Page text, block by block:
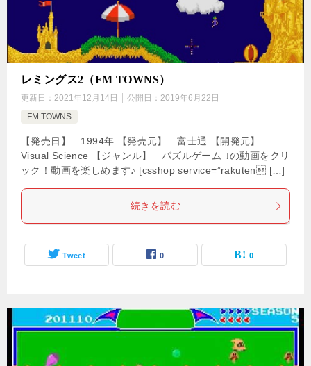
レミングス2（FM TOWNS）
更新日： 2021年12月14日 公開日： 2019年6月22日
FM TOWNS
【発売日】 1994年 【発売元】 富士通 【開発元】
Visual Science 【ジャンル】 パズルゲーム ↓の動画をクリ
ック！動画を楽しめます♪ [csshop service=”rakuten […]
続きを読む
Tweet 0 0